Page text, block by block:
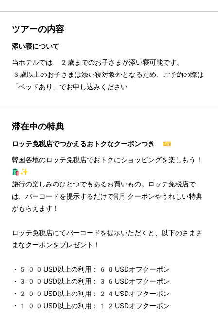
ツアーの内容
添い寝について
当ホテルでは、2歳までのお子さまが添い寝可能です。
3歳以上のお子さまは添い寝対象外となるため、ご予約の際は
「ベッドあり」でお申し込みください
滞在中の特典
ロッテ免税店でつかえるおトクなクーポンつき 🎫
韓国各地のロッテ免税店でおトクにショッピングを楽しもう！
🛍️✨
旅行の楽しみのひとつでもあるお買いもの。ロッテ免税店で
は、バーコードを提示するだけで割引クーポンやうれしい特典
がもらえます！
ロッテ免税店にてバーコードを提示いただくと、以下のさまざ
まなクーポンをプレゼント！
・500USD以上の利用：60USDオフクーポン
・300USD以上の利用：36USDオフクーポン
・200USD以上の利用：24USDオフクーポン
・100USD以上の利用：12USDオフクーポン